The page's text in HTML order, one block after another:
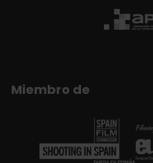
Miembro de